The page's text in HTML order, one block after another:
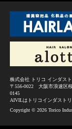
株式会社 トリコ インダス
〒556-0022 大阪市浪速区
0145
AIVILはトリコインダスト
Copyright © 2026 Torico